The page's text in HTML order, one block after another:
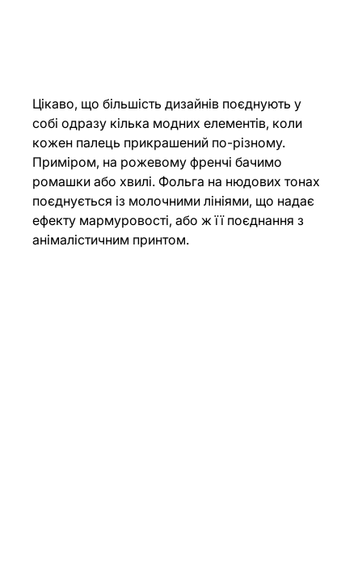
Цікаво, що більшість дизайнів поєднують у
собі одразу кілька модних елементів, коли
кожен палець прикрашений по-різному.
Приміром, на рожевому френчі бачимо
ромашки або хвилі. Фольга на нюдових тонах
поєднується із молочними лініями, що надає
ефекту мармуровості, або ж її поєднання з
анімалістичним принтом.